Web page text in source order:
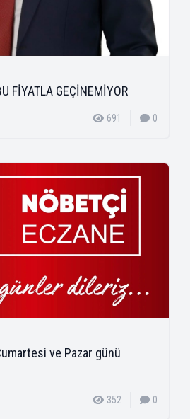
FİYATLA GEÇİNEMİYOR
691 0
ve Pazar günü
352 0